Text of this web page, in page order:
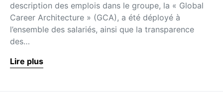
description des emplois dans le groupe, la « Global
Career Architecture » (GCA), a été déployé à
l’ensemble des salariés, ainsi que la transparence
des…
Lire plus